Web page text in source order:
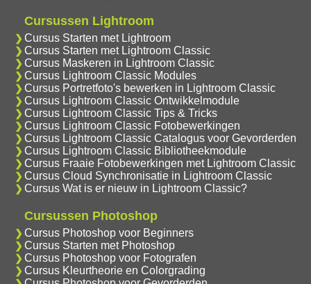
Cursussen Lightroom
Cursus Starten met Lightroom
Cursus Starten met Lightroom Classic
Cursus Maskeren in Lightroom Classic
Cursus Lightroom Classic Modules
Cursus Portretfoto's bewerken in Lightroom Classic
Cursus Lightroom Classic Ontwikkelmodule
Cursus Lightroom Classic Tips & Tricks
Cursus Lightroom Classic Fotobewerkingen
Cursus Lightroom Classic Catalogus voor Gevorderden
Cursus Lightroom Classic Bibliotheekmodule
Cursus Fraaie Fotobewerkingen met Lightroom Classic
Cursus Cloud Synchronisatie in Lightroom Classic
Cursus Wat is er nieuw in Lightroom Classic?
Cursussen Photoshop
Cursus Photoshop voor Beginners
Cursus Starten met Photoshop
Cursus Photoshop voor Fotografen
Cursus Kleurtheorie en Colorgrading